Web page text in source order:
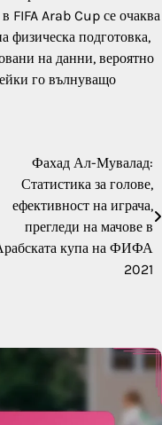
FIFA Arab Cup се очаква
физическа подготовка,
на данни, вероятно
го вълнуващо
Фахад Ал-Мувалад:
Статистика за голове,
ефективност на играча,
прегледи на мачове в
купа на ФИФА
2021